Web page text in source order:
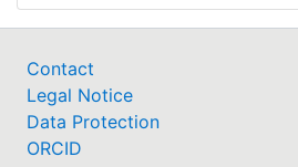
Contact
Legal Notice
Data Protection
ORCID